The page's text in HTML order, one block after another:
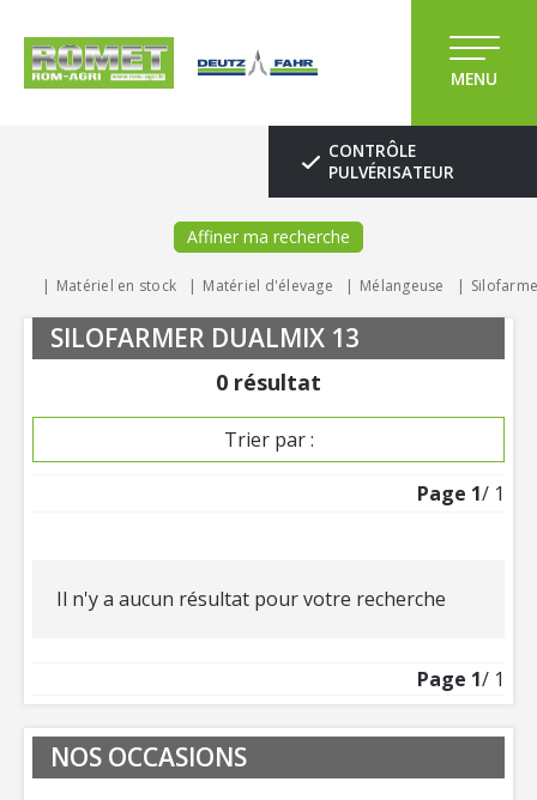
MENU
CONTRÔLE
PULVÉRISATEUR
Affiner ma recherche
Matériel en stock Matériel d'élevage Mélangeuse
SILOFARMER DUALMIX 13
0 résultat
Trier par :
Page 1/ 1
Il n'y a aucun résultat pour votre recherche
Page 1/ 1
NOS OCCASIONS